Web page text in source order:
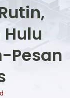
Hulu
Pesan